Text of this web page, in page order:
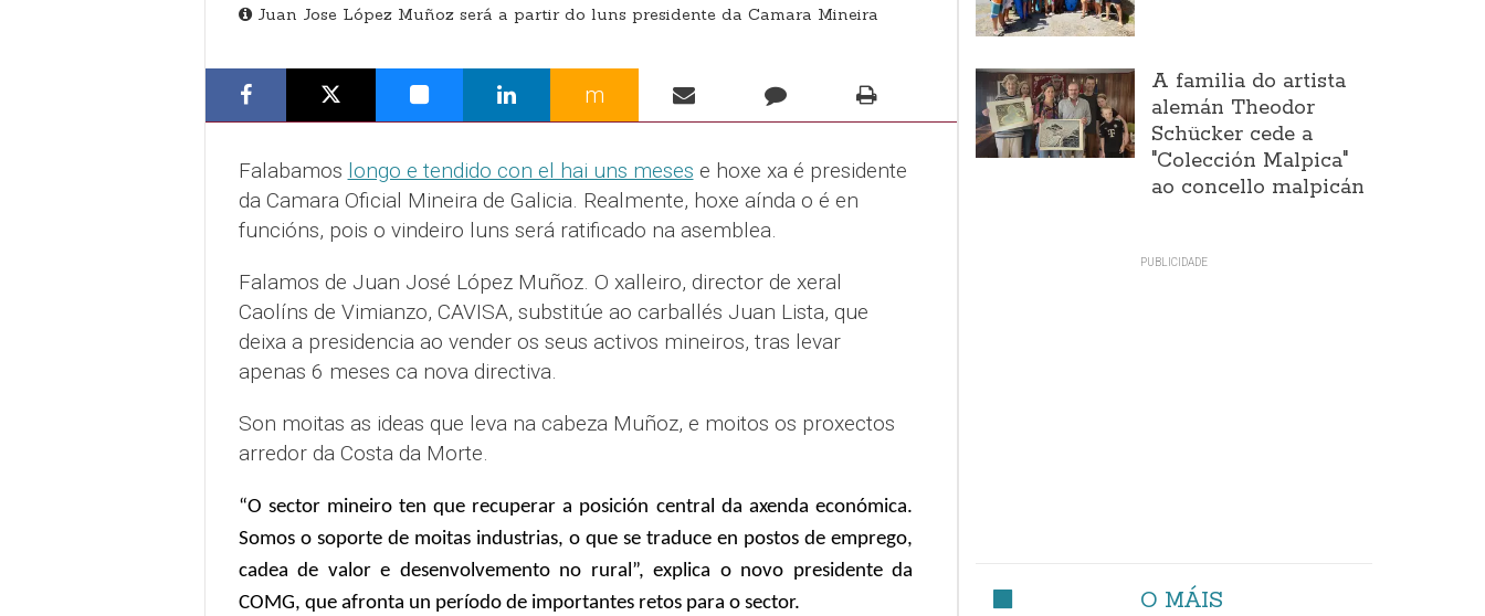
Juan Jose López Muñoz será a partir do luns presidente da Camara Mineira
m
Falabamos longo e tendido con el hai uns meses e hoxe xa é presidente
da Camara Oficial Mineira de Galicia. Realmente, hoxe aínda o é en
funcións, pois o vindeiro luns será ratificado na asemblea.
Falamos de Juan José López Muñoz. O xalleiro, director de xeral
Caolíns de Vimianzo, CAVISA, substitúe ao carballés Juan Lista, que
deixa a presidencia ao vender os seus activos mineiros, tras levar
apenas 6 meses ca nova directiva.
Son moitas as ideas que leva na cabeza Muñoz, e moitos os proxectos
arredor da Costa da Morte.
“O sector mineiro ten que recuperar a posición central da axenda económica.
Somos o soporte de moitas industrias, o que se traduce en postos de emprego,
cadea de valor e desenvolvemento no rural”, explica o novo presidente da
COMG, que afronta un período de importantes retos para o sector.
A familia do artista
alemán Theodor
Schücker cede a
"Colección Malpica"
ao concello malpicán
O MÁIS